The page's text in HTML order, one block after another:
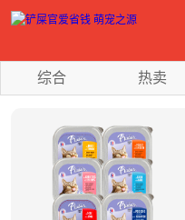
综合 热卖